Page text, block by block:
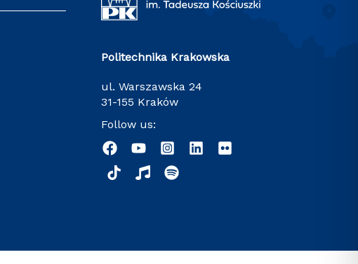
Politechnika Krakowska
ul. Warszawska 24
31-155 Kraków
Follow us: